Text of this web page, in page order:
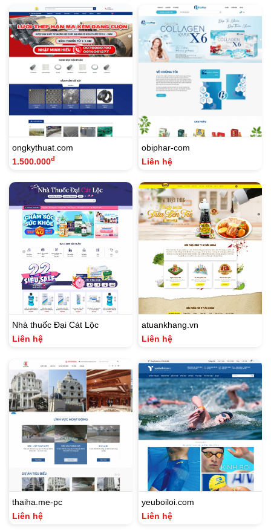
ongkythuat.com
1.500.000đ
obiphar-com
Liên hệ
Nhà thuốc Đại Cát Lộc
Liên hệ
atuankhang.vn
Liên hệ
thaiha.me-pc
Liên hệ
yeuboiloi.com
Liên hệ